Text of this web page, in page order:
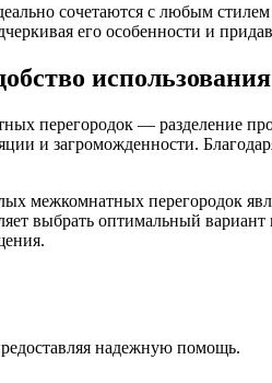
сочетаются с любым
его особенности и
использования
перегородок — разделение
и загроможденности.
межкомнатных перегородок
выбрать оптимальный
надежную помощь.